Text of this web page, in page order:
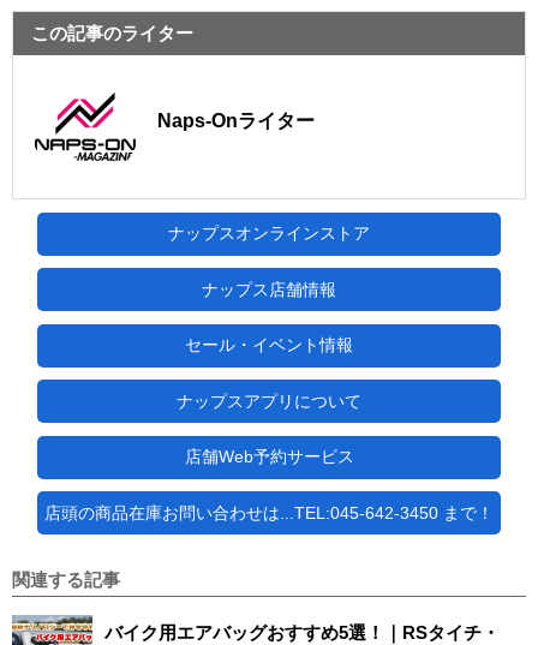
この記事のライター
Naps-Onライター
ナップスオンラインストア
ナップス店舗情報
セール・イベント情報
ナップスアプリについて
店舗Web予約サービス
店頭の商品在庫お問い合わせは...TEL:045-642-3450 まで！
関連する記事
バイク用エアバッグおすすめ5選！｜RSタイチ・